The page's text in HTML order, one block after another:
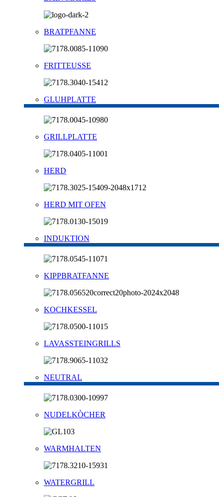
BRATPFANNE
FRITTEUSSE
GLUHPLATTE
GRILLPLATTE
HERD
HERD MIT OFEN
INDUKTION
KIPPBRATFANNE
KOCHKESSEL
LAVASSTEINGRILLS
NEUTRAL
NUDELKÒCHER
WARMHALTEN
WATERGRILL